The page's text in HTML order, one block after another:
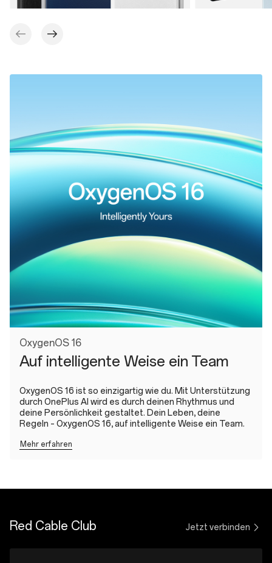
OxygenOS 16
Auf intelligente Weise ein Team
OxygenOS 16 ist so einzigartig wie du. Mit Unterstützung
durch OnePlus AI wird es durch deinen Rhythmus und
deine Persönlichkeit gestaltet. Dein Leben, deine
Regeln – OxygenOS 16, auf intelligente Weise ein Team.
Mehr erfahren
Red Cable Club Jetzt verbinden